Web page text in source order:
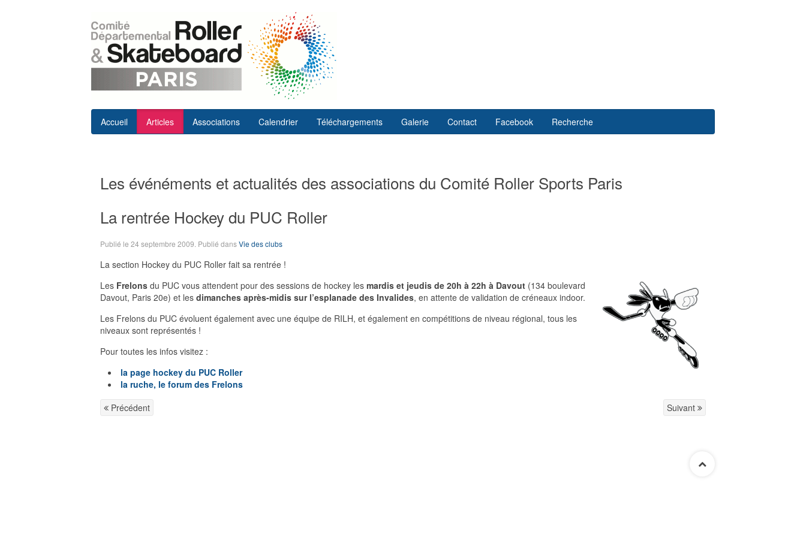
Accueil Articles Associations Calendrier Téléchargements Galerie Contact Facebook Recherche
Les événéments et actualités des associations du Comité Roller Sports Paris
La rentrée Hockey du PUC Roller
Publié le 24 septembre 2009 . Publié dansVie des clubs
La section Hockey du PUC Roller fait sa rentrée !
Les Frelons du PUC vous attendent pour des sessions de hockey les mardis et jeudis de 20h à 22h à Davout (134 boulevard
Davout, Paris 20e) et les dimanches après-midis sur l’esplanade des Invalides, en attente de validation de créneaux indoor.
Les Frelons du PUC évoluent également avec une équipe de RILH, et également en compétitions de niveau régional, tous les
niveaux sont représentés !
Pour toutes les infos visitez :
la page hockey du PUC Roller
la ruche, le forum des Frelons
Précédent
Suivant